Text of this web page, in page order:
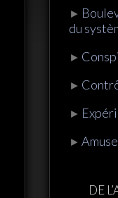
►
du
►
►
►
►
DE